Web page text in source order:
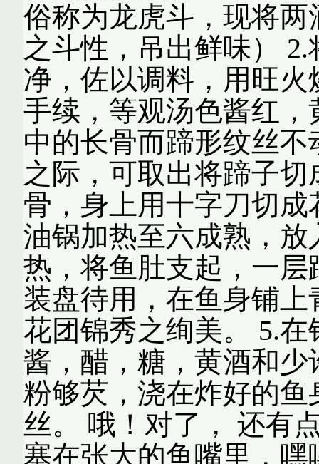
俗称为龙虎斗，现将
之斗性，吊出鲜味）
净，佐以调料，用旺
手续，等观汤色酱红
中的长骨而蹄形纹丝
之际，可取出将蹄子
骨，身上用十字刀切
油锅加热至六成熟，
热，将鱼肚支起，一
装盘待用，在鱼身铺
花团锦秀之绚美。 5.
酱，醋，糖，黄酒和
粉够芡，浇在炸好的
丝。 哦！对了， 还有
塞在张大的鱼嘴里，